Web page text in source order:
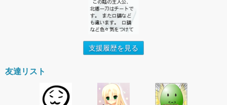
支援履歴を見る
友達リスト